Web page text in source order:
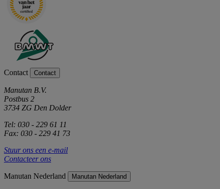
Contact Contact
Manutan B.V.
Postbus 2
3734 ZG Den Dolder
Tel: 030 - 229 61 11
Fax: 030 - 229 41 73
Stuur ons een e-mail
Contacteer ons
Manutan Nederland Manutan Nederland